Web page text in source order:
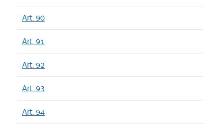
Art. 90
Art. 91
Art. 92
Art. 93
Art. 94